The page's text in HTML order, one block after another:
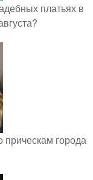
платьях в
прическам города